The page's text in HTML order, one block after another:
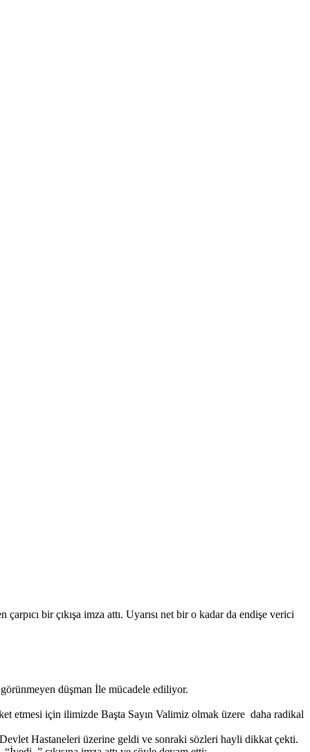
bir çıkışa imza attı. Uyarısı net bir o kadar da endişe verici
düşman İle mücadele ediliyor.
etmesi için ilimizde Başta Sayın Valimiz olmak üzere daha radikal
Hastaneleri üzerine geldi ve sonraki sözleri hayli dikkat çekti.